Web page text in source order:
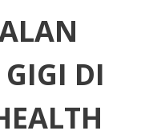
DI